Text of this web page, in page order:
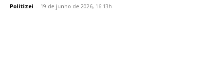
Politizei - 19 de junho de 2026, 16:13h